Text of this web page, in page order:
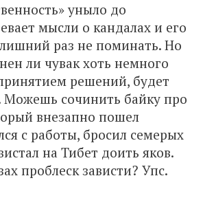
уныло до
мысли о кандалах и его
раз не поминать. Но
ли чувак хоть немного
решений, будет
Можешь сочинить байку про
внезапно пошел
с работы, бросил семерых
на Тибет доить яков.
проблеск зависти? Упс.